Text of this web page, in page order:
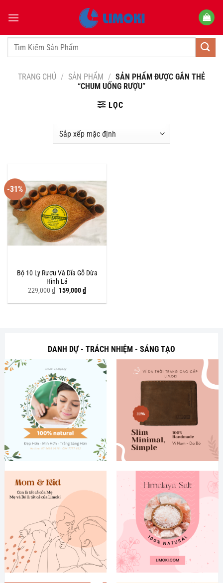
qua
dungTìm
TRANG CHỦ / SẢN PHẨM / SẢN PHẨM ĐƯỢC GẮN THẺ
“CHUM UỐNG RƯỢU”
LỌC
-31%
Bộ 10 Ly Rượu Và Dĩa Gỗ Dừa
Hình Lá
229,000₫ Giá
là:
159,000₫Giá
hiện
tại
DANH DỰ - TRÁCH NHIỆM - SÁNG TẠO